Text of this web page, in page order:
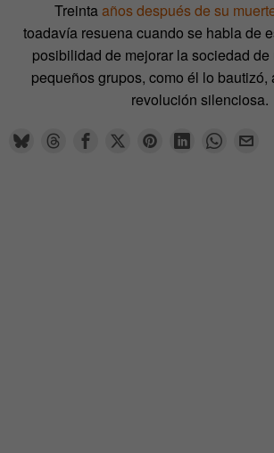
Treintaaños después de su
toadavía resuena cuando se habla de
posibilidad de mejorar la sociedad de
pequeños grupos, como él lo bautizó,
revolución silenciosa.